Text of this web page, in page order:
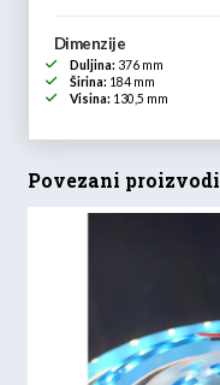
Dimenzije
Duljina: 376 mm
Širina: 184 mm
Visina: 130,5 mm
Povezani proizvodi